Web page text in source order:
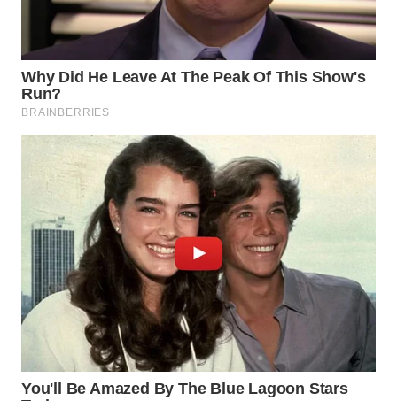
WN
PRIANGAN
TIMUR
WN
SEMARANG
SOLO
WN
BOROBUDUR
WN
MADURA
WN
SURABAYA